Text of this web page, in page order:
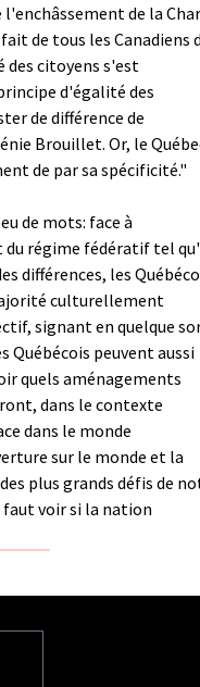
de la
de tous les Canadiens
des citoyens s'est
d'égalité des
de différence de
Brouillet. Or, le
de par sa spécificité."
de mots: face à
régime fédératif tel
différences, les
culturellement
signant en quelque
Québécois peuvent aussi
quels aménagements
dans le contexte
dans le monde
sur le monde et la
plus grands défis de
voir si la nation